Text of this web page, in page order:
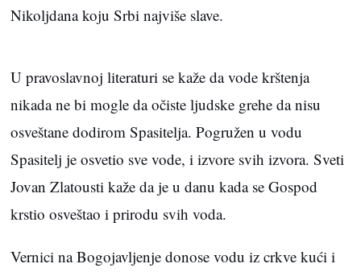
Nikoljdana koju Srbi najviše slave.
U pravoslavnoj literaturi se kaže da vode krštenja
nikada ne bi mogle da očiste ljudske grehe da nisu
osveštane dodirom Spasitelja. Pogružen u vodu
Spasitelj je osvetio sve vode, i izvore svih izvora. Sveti
Jovan Zlatousti kaže da je u danu kada se Gospod
krstio osveštao i prirodu svih voda.
Vernici na Bogojavljenje donose vodu iz crkve kući i